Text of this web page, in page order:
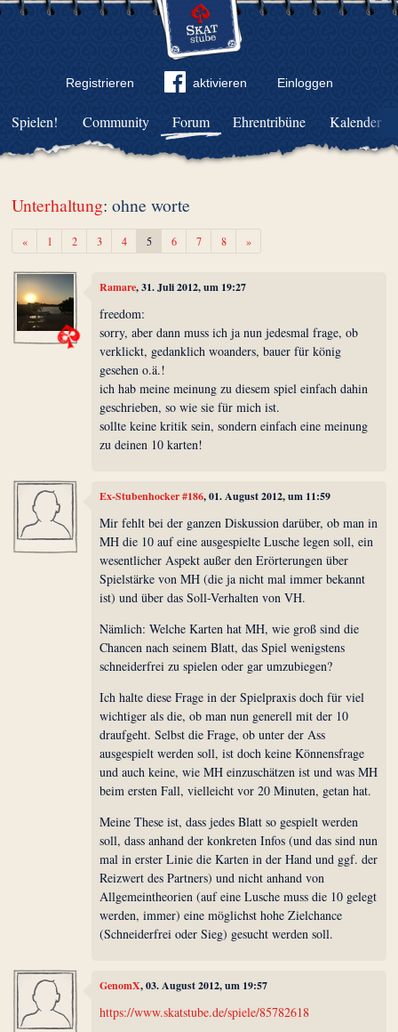
Registrieren aktivieren Einloggen
Community Forum Ehrentribüne Kalender
Spielen!
Unterhaltung: ohne worte
«Zurück1 2 3 4 5 6 7 8 »Weiter
Ramare, 31. Juli 2012, um 19:27
freedom:
sorry, aber dann muss ich ja nun jedesmal frage, ob
verklickt, gedanklich woanders, bauer für könig
gesehen o.ä.!
ich hab meine meinung zu diesem spiel einfach dahin
geschrieben, so wie sie für mich ist.
sollte keine kritik sein, sondern einfach eine meinung
zu deinen 10 karten!
Ex-Stubenhocker #186, 01. August 2012, um 11:59
Mir fehlt bei der ganzen Diskussion darüber, ob man in
MH die 10 auf eine ausgespielte Lusche legen soll, ein
wesentlicher Aspekt außer den Erörterungen über
Spielstärke von MH (die ja nicht mal immer bekannt
ist) und über das Soll-Verhalten von VH.
Nämlich: Welche Karten hat MH, wie groß sind die
Chancen nach seinem Blatt, das Spiel wenigstens
schneiderfrei zu spielen oder gar umzubiegen?
Ich halte diese Frage in der Spielpraxis doch für viel
wichtiger als die, ob man nun generell mit der 10
draufgeht. Selbst die Frage, ob unter der Ass
ausgespielt werden soll, ist doch keine Könnensfrage
und auch keine, wie MH einzuschätzen ist und was MH
beim ersten Fall, vielleicht vor 20 Minuten, getan hat.
Meine These ist, dass jedes Blatt so gespielt werden
soll, dass anhand der konkreten Infos (und das sind nun
mal in erster Linie die Karten in der Hand und ggf. der
Reizwert des Partners) und nicht anhand von
Allgemeintheorien (auf eine Lusche muss die 10 gelegt
werden, immer) eine möglichst hohe Zielchance
(Schneiderfrei oder Sieg) gesucht werden soll.
GenomX, 03. August 2012, um 19:57
https://www.skatstube.de/spiele/85782618